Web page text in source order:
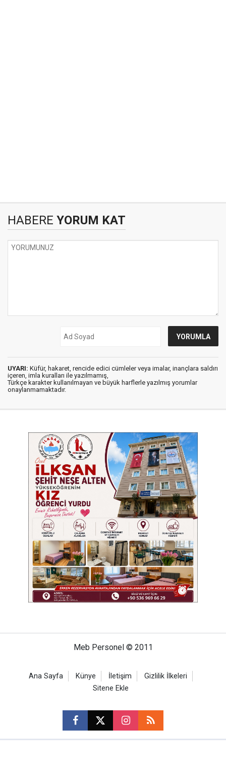
HABERE YORUM KAT
UYARI: Küfür, hakaret, rencide edici cümleler veya imalar, inançlara saldırı
içeren, imla kuralları ile yazılmamış,
Türkçe karakter kullanılmayan ve büyük harflerle yazılmış yorumlar
onaylanmamaktadır.
Meb Personel © 2011
Ana Sayfa Künye İletişim
Gizlilik İlkeleri
Sitene Ekle